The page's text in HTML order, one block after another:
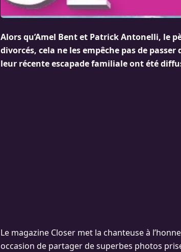
Alors qu’Amel Bent et Patrick Antonelli, le
divorcés, cela ne les empêche pas de
leur récente escapade familiale ont été
Le magazine Closer met la chanteuse à
occasion de partager de superbes photos